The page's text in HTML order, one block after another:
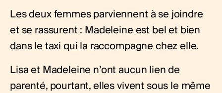
Les deux femmes parviennent à se joindre
et se rassurent : Madeleine est bel et bien
dans le taxi qui la raccompagne chez elle.
Lisa et Madeleine n’ont aucun lien de
parenté, pourtant, elles vivent sous le même